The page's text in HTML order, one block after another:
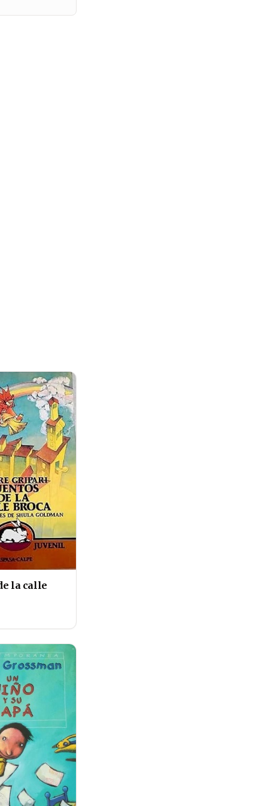
la calle